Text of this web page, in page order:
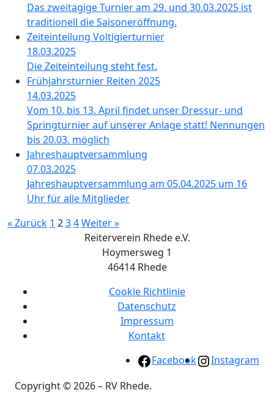
Das zweitägige Turnier am 29. und 30.03.2025 ist
traditionell die Saisoneröffnung.
Zeiteinteilung Voltigierturnier
18.03.2025
Die Zeiteinteilung steht fest.
Frühjahrsturnier Reiten 2025
14.03.2025
Vom 10. bis 13. April findet unser Dressur- und
Springturnier auf unserer Anlage statt! Nennungen
bis 20.03. möglich
Jahreshauptversammlung
07.03.2025
Jahreshauptversammlung am 05.04.2025 um 16
Uhr für alle Mitglieder
« Zurück 1 234Weiter »
Reiterverein Rhede e.V.
Hoymersweg 1
46414 Rhede
Cookie Richtlinie
Datenschutz
Impressum
Kontakt
Facebook
Instagram
Copyright © 2026 – RV Rhede.